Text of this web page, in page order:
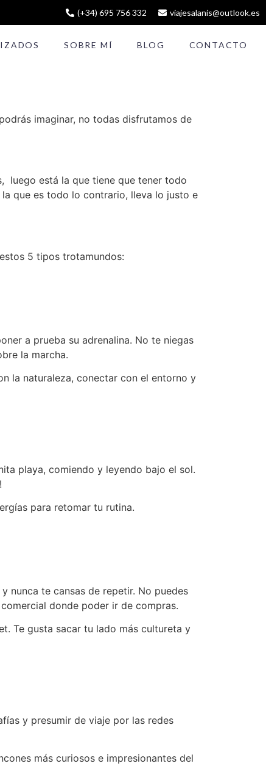
(+34) 695 756 332 viajesalanis@outlook.es
SOBRE MÍ BLOG CONTACTO
imaginar, no todas disfrutamos de
luego está la que tiene que tener todo
que es todo lo contrario, lleva lo justo e
5 tipos trotamundos:
a prueba su adrenalina. No te niegas
la marcha.
la naturaleza, conectar con el entorno y
playa, comiendo y leyendo bajo el sol.
para retomar tu rutina.
nunca te cansas de repetir. No puedes
donde poder ir de compras.
Te gusta sacar tu lado más cultureta y
y presumir de viaje por las redes
más curiosos e impresionantes del